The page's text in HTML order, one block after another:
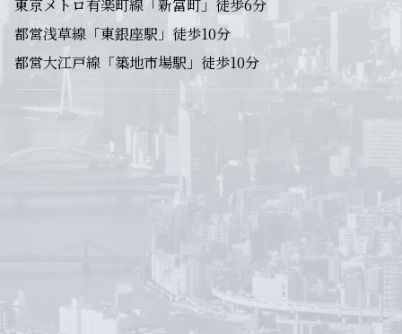
東京メトロ有楽町線「新富町」徒歩6分
都営浅草線「東銀座駅」徒歩10分
都営大江戸線「築地市場駅」徒歩10分